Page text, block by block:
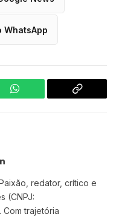
WhatsApp
WhatsApp
Copy
LinkedIn
redator, crítico e
(CNPJ:
trajetória